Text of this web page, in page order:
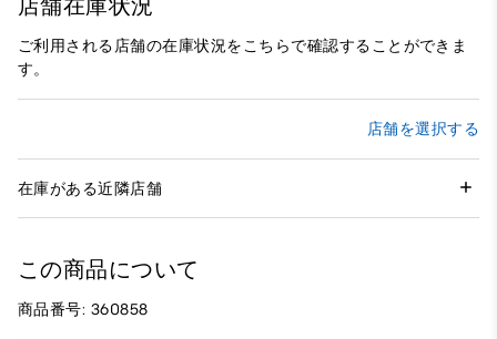
店舗在庫状況
ご利用される店舗の在庫状況をこちらで確認することができま
す。
店舗を選択する
在庫がある近隣店舗
この商品について
商品番号: 360858